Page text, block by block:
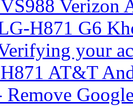
Verizon
H871 G6
your
AT&T
Remove